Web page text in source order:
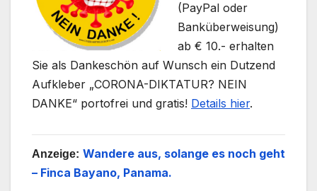
(PayPal oder
Banküberweisung)
ab € 10.- erhalten
Sie als Dankeschön auf Wunsch ein Dutzend
Aufkleber „CORONA-DIKTATUR? NEIN
DANKE“ portofrei und gratis! Details hier.
Anzeige: Wandere aus, solange es noch geht
– Finca Bayano, Panama.